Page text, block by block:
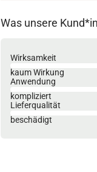
Was unsere
Wirksamkeit
kaum Wirkung
Anwendung
kompliziert
Lieferqualität
beschädigt